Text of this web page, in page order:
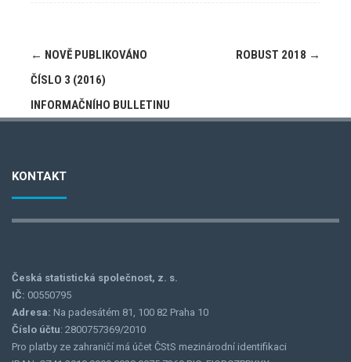
Post
navigation
← NOVĚ PUBLIKOVÁNO
ČÍSLO 3 (2016)
INFORMAČNÍHO BULLETINU
ROBUST 2018 →
KONTAKT
Česká statistická společnost, z. s.
IČ: 00550795
Adresa: Na padesátém 81, 100 82 Praha 10
Číslo účtu: 2800757369/2010
Pro platby ze zahraničí má účet ČStS mezinárodní identifikaci